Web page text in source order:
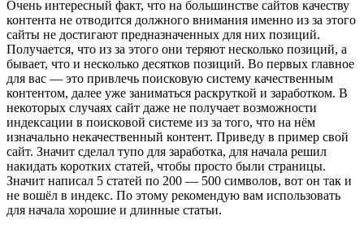
Очень интересный факт, что на большинстве сайтов качеству
контента не отводится должного внимания именно из за этого
сайты не достигают предназначенных для них позиций.
Получается, что из за этого они теряют несколько позиций, а
бывает, что и несколько десятков позиций. Во первых главное
для вас — это привлечь поисковую систему качественным
контентом, далее уже заниматься раскруткой и заработком. В
некоторых случаях сайт даже не получает возможности
индексации в поисковой системе из за того, что на нём
изначально некачественный контент. Приведу в пример свой
сайт. Значит сделал тупо для заработка, для начала решил
накидать коротких статей, чтобы просто были страницы.
Значит написал 5 статей по 200 — 500 символов, вот он так и
не вошёл в индекс. По этому рекомендую вам использовать
для начала хорошие и длинные статьи.